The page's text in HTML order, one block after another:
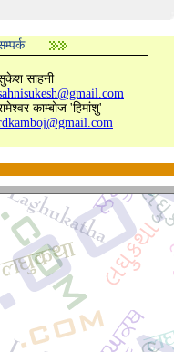
साहनी
काम्बोज 'हिमांशु'